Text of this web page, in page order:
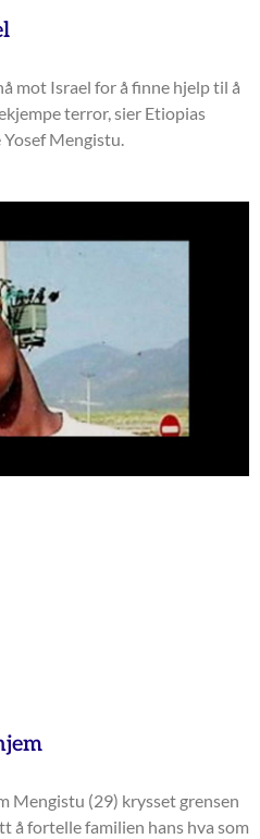
mot Israel for å finne hjelp til å
terror, sier Etiopias
Mengistu.
Mengistu (29) krysset grensen
å fortelle familien hans hva som